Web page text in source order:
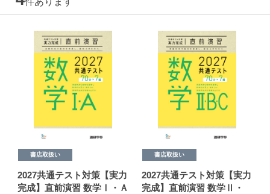
書店取扱い
2027共通テスト対策【実力
完成】直前演習 数学Ⅰ・Ａ
書店取扱い
2027共通テスト対策【実力
完成】直前演習 数学Ⅱ・